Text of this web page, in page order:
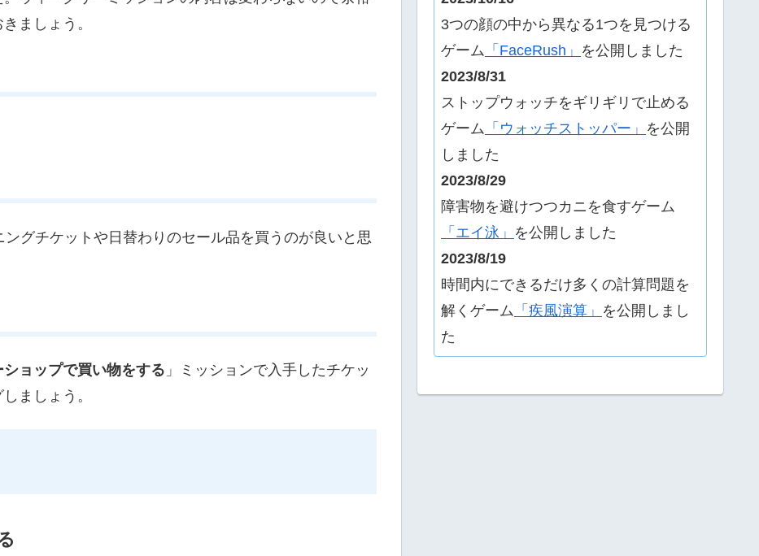
ましょう。
グチケットや日替わりのセール品を買うのが良いと思
ショップで買い物をする 」ミッションで入手したチケッ
ましょう。
3つの顔の中から異なる1つを見つける
ゲーム 「FaceRush」 を公開しました
2023/8/31
ストップウォッチをギリギリで止める
ゲーム 「ウォッチストッパー」 を公開
しました
2023/8/29
障害物を避けつつカニを食すゲーム
「エイ泳」 を公開しました
2023/8/19
時間内にできるだけ多くの計算問題を
解くゲーム 「疾風演算」 を公開しまし
た